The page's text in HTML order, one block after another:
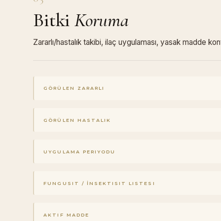
BitkiKoruma
Zararlı/hastalık takibi, ilaç uygulaması, yasak madde
GÖRÜLEN ZARARLI
GÖRÜLEN HASTALIK
UYGULAMA PERIYODU
FUNGUSIT / İNSEKTISIT LISTESI
AKTIF MADDE